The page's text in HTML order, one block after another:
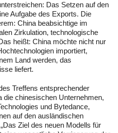
Das Setzen auf den
Aufgabe des Exports. Die
China beabsichtige im
Zirkulation, technologische
heißt: China möchte nicht nur
importiert,
Land werden, das
liefert.
Treffens entsprechender
die chinesischen Unternehmen,
und Bytedance,
auf den ausländischen
Ziel des neuen Modells für